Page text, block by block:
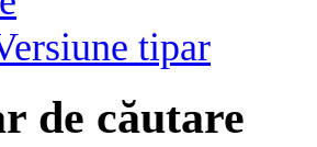
tipar
de căutare